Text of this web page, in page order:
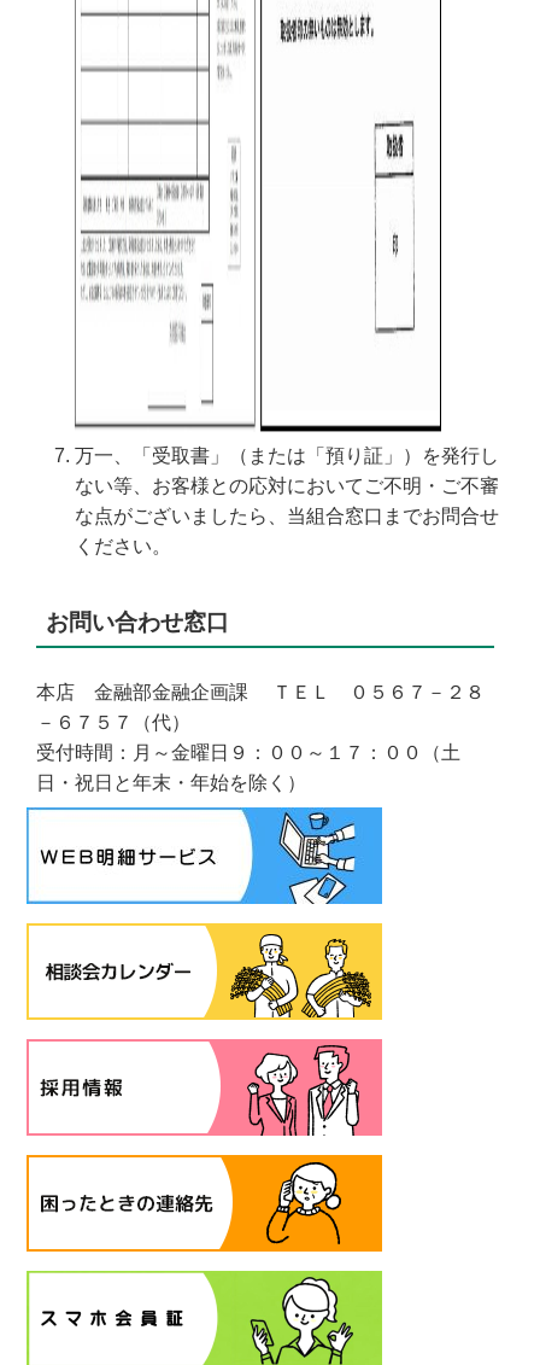
万一、「受取書」（または「預り証」）を発行し
ない等、お客様との応対においてご不明・ご不審
な点がございましたら、当組合窓口までお問合せ
ください。
お問い合わせ窓口
本店 金融部金融企画課 ＴＥＬ ０５６７－２８
－６７５７（代）
受付時間：月～金曜日９：００～１７：００（土
日・祝日と年末・年始を除く）